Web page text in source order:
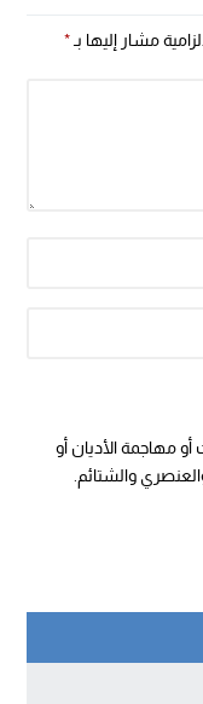
مشار إليها بـ*
مهاجمة الأديان أو
والشتائم.